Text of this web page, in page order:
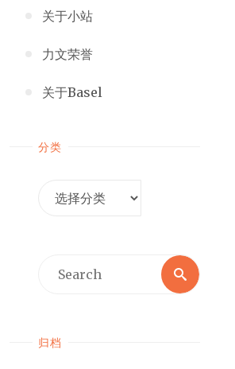
关于小站
力文荣誉
关于Basel
分类
Search
Search
归档